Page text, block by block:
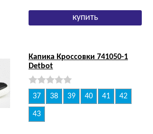
Капика Кроссовки 741050-1
Detbot
37 38 39 40 41 42
43